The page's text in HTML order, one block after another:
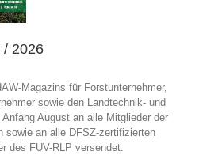
/ 2026
Magazins für Forstunternehmer,
sowie den Landtechnik- und
August an alle Mitglieder der
sowie an alle DFSZ-zertifizierten
des FUV-RLP versendet.